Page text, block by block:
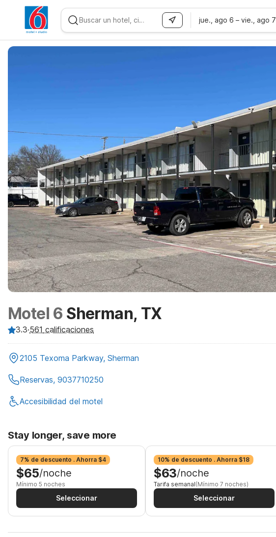
jue., ago 6 – vie., ago 7
Motel 6 Sherman, TX
3.3·561 calificaciones
2105 Texoma Parkway, Sherman
Reservas, 9037710250
Accesibilidad del motel
Stay longer, save more
7% de descuento . Ahorra $4
$65/noche
Mínimo 5 noches
Seleccionar
10% de descuento . Ahorra $18
$63/noche
Tarifa semanal(Mínimo 7 noches)
Seleccionar